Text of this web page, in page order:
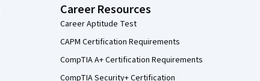
Career Resources
Career Aptitude Test
CAPM Certification Requirements
CompTIA A+ Certification Requirements
CompTIA Security+ Certification